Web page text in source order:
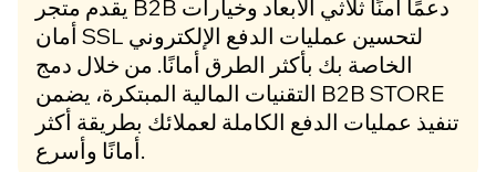
يقدم متجر B2B دعمًا آمنًا ثلاثي الأبعاد وخيارات
أمان SSL لتحسين عمليات الدفع الإلكتروني
الخاصة بك بأكثر الطرق أمانًا. من خلال دمج
التقنيات المالية المبتكرة، يضمن B2B STORE
تنفيذ عمليات الدفع الكاملة لعملائك بطريقة أكثر
أمانًا وأسرع.